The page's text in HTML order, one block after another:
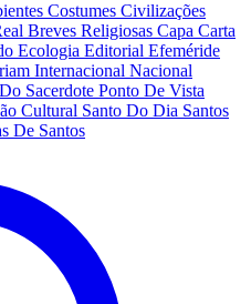
Costumes Civilizações
Breves Religiosas Capa Carta
Ecologia Editorial Efeméride
Internacional Nacional
Sacerdote Ponto De Vista
Cultural Santo Do Dia Santos
De Santos